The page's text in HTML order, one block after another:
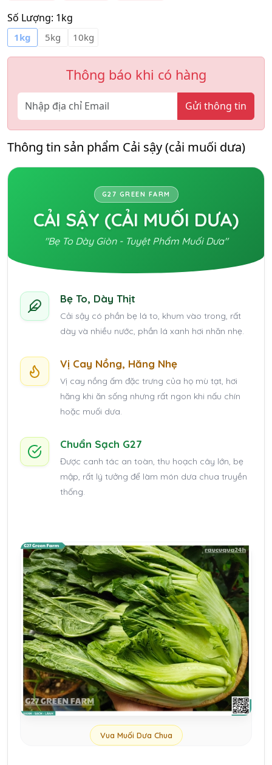
Số Lượng: 1kg
1kg 5kg 10kg
Thông báo khi có hàng
Gửi thông tin
Thông tin sản phẩm Cải sậy (cải muối dưa)
G27 GREEN FARM
CẢI SẬY (CẢI MUỐI DƯA)
"Bẹ To Dày Giòn - Tuyệt Phẩm Muối Dưa"
Bẹ To, Dày Thịt
Cải sậy có phần bẹ lá to, khum vào trong, rất
dày và nhiều nước, phần lá xanh hơi nhăn nhẹ.
Vị Cay Nồng, Hăng Nhẹ
Vị cay nồng ấm đặc trưng của họ mù tạt, hơi
hăng khi ăn sống nhưng rất ngon khi nấu chín
hoặc muối dưa.
Chuẩn Sạch G27
Được canh tác an toàn, thu hoạch cây lớn, bẹ
mập, rất lý tưởng để làm món dưa chua truyền
thống.
Vua Muối Dưa Chua